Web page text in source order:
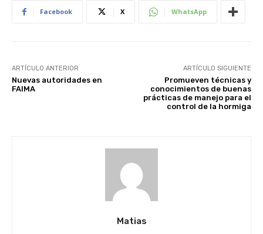
Facebook X WhatsApp
ARTÍCULO ANTERIOR
Nuevas autoridades en
FAIMA
ARTÍCULO SIGUIENTE
Promueven técnicas y
conocimientos de buenas
prácticas de manejo para el
control de la hormiga
Matias